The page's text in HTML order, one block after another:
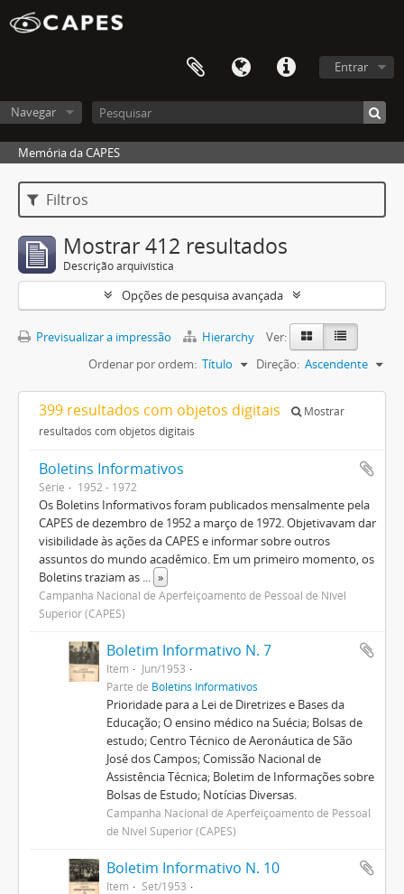
Entrar
Navegar
Memória da CAPES
Filtros
Mostrar 412 resultados
Descrição arquivística
Opções de pesquisa avançada
Previsualizar a impressão Hierarchy
Ver:
Ordenar por ordem: Título Direção: Ascendente
399 resultados com objetos digitais
Mostrar
resultados com objetos digitais
Boletins Informativos
Série 1952 - 1972
Os Boletins Informativos foram publicados mensalmente pela
CAPES de dezembro de 1952 a março de 1972. Objetivavam dar
visibilidade às ações da CAPES e informar sobre outros
assuntos do mundo acadêmico. Em um primeiro momento, os
Boletins traziam as ... »
Campanha Nacional de Aperfeiçoamento de Pessoal de Nível
Superior (CAPES)
Boletim Informativo N. 7
Item
Jun/1953
Parte de Boletins Informativos
Prioridade para a Lei de Diretrizes e Bases da
Educação; O ensino médico na Suécia; Bolsas de
estudo; Centro Técnico de Aeronáutica de São
José dos Campos; Comissão Nacional de
Assistência Técnica; Boletim de Informações sobre
Bolsas de Estudo; Notícias Diversas.
Campanha Nacional de Aperfeiçoamento de Pessoal
de Nível Superior (CAPES)
Boletim Informativo N. 10
Item
Set/1953